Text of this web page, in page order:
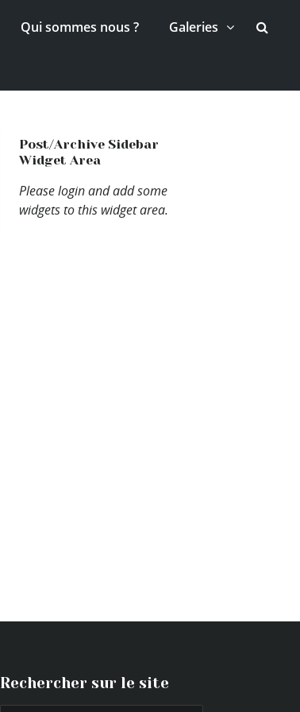
Qui sommes nous ? Galeries
Post/Archive Sidebar
Widget Area
Please login and add some
widgets to this widget area.
Rechercher sur le site